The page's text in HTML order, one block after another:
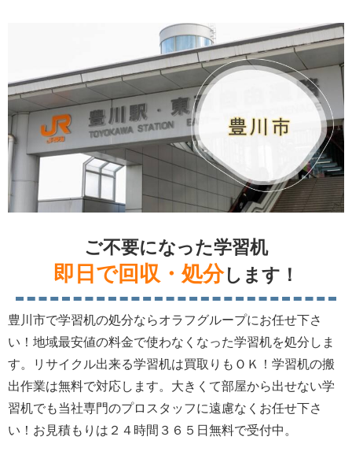
ご不要になった学習机
即日で回収・処分します！
豊川市で学習机の処分ならオラフグループにお任せ下さ
い！地域最安値の料金で使わなくなった学習机を処分しま
す。リサイクル出来る学習机は買取りもＯＫ！学習机の搬
出作業は無料で対応します。大きくて部屋から出せない学
習机でも当社専門のプロスタッフに遠慮なくお任せ下さ
い！お見積もりは２４時間３６５日無料で受付中。